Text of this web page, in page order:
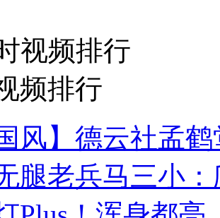
视频排行
频排行
风】德云社孟
腿老兵马三小